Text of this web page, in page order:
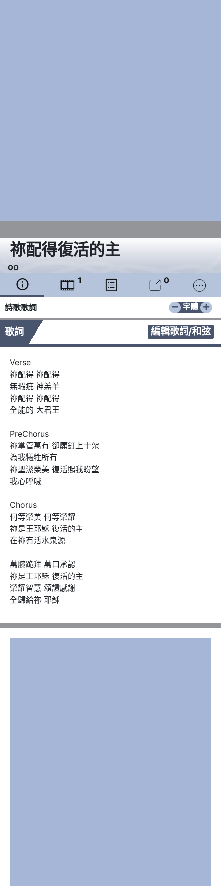
祢配得復活的主
00
  1   0 
詩歌歌詞 − +
字體
歌詞 編輯歌詞/和弦
Verse
祢配得 祢配得
無瑕疪 神羔羊
祢配得 祢配得
全能的 大君王
PreChorus
祢掌管萬有 卻願釘上十架
為我犧牲所有
祢聖潔榮美 復活賜我盼望
我心呼喊
Chorus
何等榮美 何等榮耀
祢是王耶穌 復活的主
在祢有活水泉源
萬膝跪拜 萬口承認
祢是王耶穌 復活的主
榮耀智慧 頌讚感謝
全歸給祢 耶穌